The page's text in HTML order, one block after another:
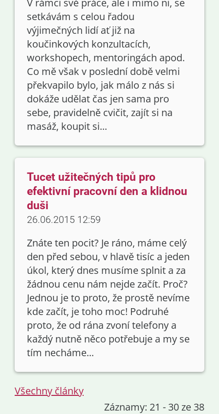
V rámci své práce, ale i mimo ni, se
setkávám s celou řadou
výjimečných lidí ať již na
koučinkových konzultacích,
workshopech, mentoringách apod.
Co mě však v poslední době velmi
překvapilo bylo, jak málo z nás si
dokáže udělat čas jen sama pro
sebe, pravidelně cvičit, zajít si na
masáž, koupit si...
Tucet užitečných tipů pro
efektivní pracovní den a klidnou
duši
26.06.2015 12:59
Znáte ten pocit? Je ráno, máme celý
den před sebou, v hlavě tisíc a jeden
úkol, který dnes musíme splnit a za
žádnou cenu nám nejde začít. Proč?
Jednou je to proto, že prostě nevíme
kde začít, je toho moc! Podruhé
proto, že od rána zvoní telefony a
každý nutně něco potřebuje a my se
tím necháme...
Všechny články
Záznamy: 21 - 30 ze 38